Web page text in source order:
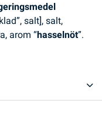
salt], salt,
arom “hasselnöt”.